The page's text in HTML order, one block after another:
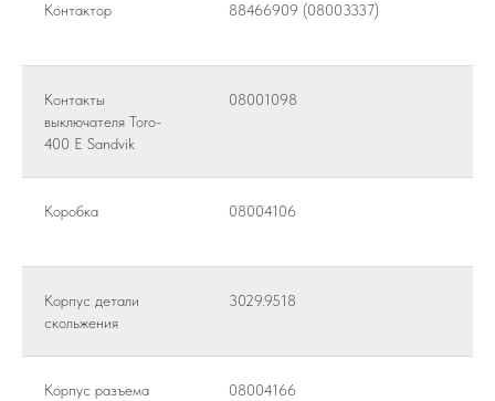
Контактор 88466909 (08003337)
Контакты
выключателя Toro-
400 Е Sandvik
08001098
Коробка 08004106
Корпус детали
скольжения
3029.9518
Корпус разъема
08004166